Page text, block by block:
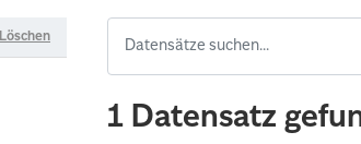
Löschen
1 Datensatz